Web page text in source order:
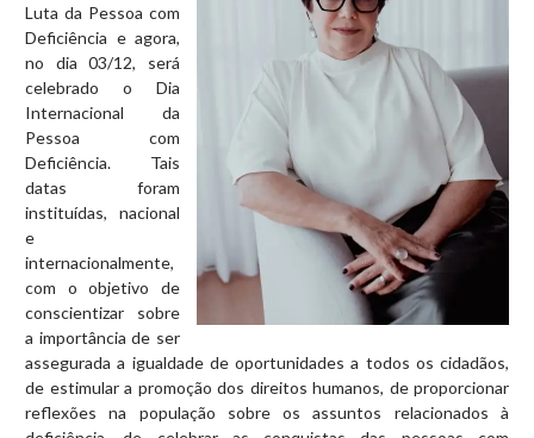
Luta da Pessoa com
Deficiência e agora,
no dia 03/12, será
celebrado o Dia
Internacional da
Pessoa com
Deficiência. Tais
datas foram
instituídas, nacional
e
internacionalmente,
com o objetivo de
conscientizar sobre
a importância de ser
assegurada a igualdade de oportunidades a todos os cidadãos,
de estimular a promoção dos direitos humanos, de proporcionar
reflexões na população sobre os assuntos relacionados à